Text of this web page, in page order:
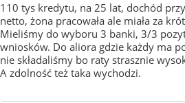
110 tys kredytu, na 25 lat, dochód
netto, żona pracowała ale miała za
Mieliśmy do wyboru 3 banki, 3/3
wniosków. Do aliora gdzie każdy ma
nie składaliśmy bo raty strasznie
A zdolność też taka wychodzi.